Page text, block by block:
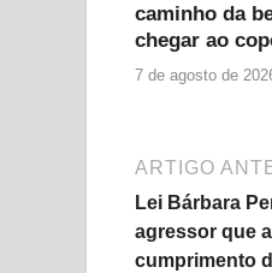
caminho da
chegar ao
7 de agosto de
ARTIGO
Lei Bárbara
agressor que
cumprimento